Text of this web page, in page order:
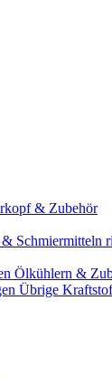
& Zubehör
Schmiermitteln
Ölkühlern &
Übrige